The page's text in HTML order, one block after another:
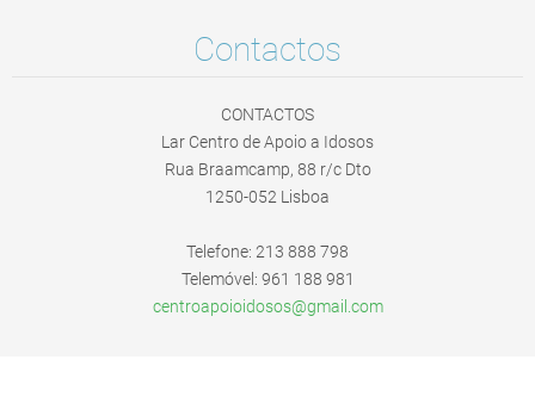
Contactos
CONTACTOS
Lar Centro de Apoio a Idosos
Rua Braamcamp, 88 r/c Dto
1250-052 Lisboa
Telefone: 213 888 798
Telemóvel: 961 188 981
centroapoioidosos@gmail. com